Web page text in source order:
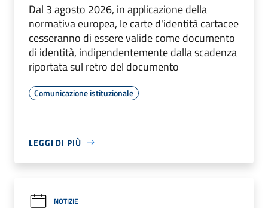
Dal 3 agosto 2026, in applicazione della
normativa europea, le carte d'identità cartacee
cesseranno di essere valide come documento
di identità, indipendentemente dalla scadenza
riportata sul retro del documento
Comunicazione istituzionale
LEGGI DI PIÙ
NOTIZIE